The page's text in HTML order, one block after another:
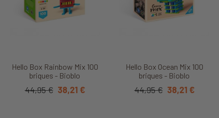
Hello Box Rainbow Mix 100
briques - Bioblo
44,95 € 38,21 €
Hello Box Ocean Mix 100
briques - Bioblo
44,95 € 38,21 €